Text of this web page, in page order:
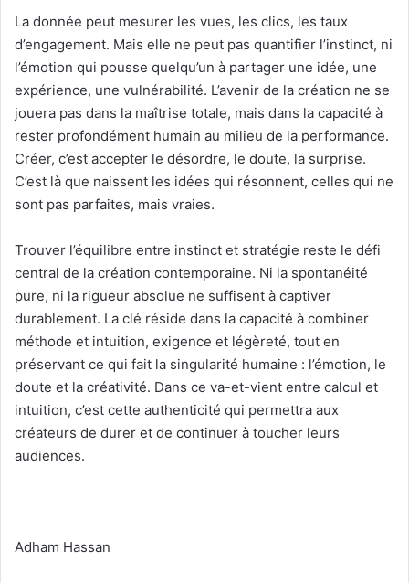
La donnée peut mesurer les vues, les clics, les taux
d’engagement. Mais elle ne peut pas quantifier l’instinct, ni
l’émotion qui pousse quelqu’un à partager une idée, une
expérience, une vulnérabilité. L’avenir de la création ne se
jouera pas dans la maîtrise totale, mais dans la capacité à
rester profondément humain au milieu de la performance.
Créer, c’est accepter le désordre, le doute, la surprise.
C’est là que naissent les idées qui résonnent, celles qui ne
sont pas parfaites, mais vraies.
Trouver l’équilibre entre instinct et stratégie reste le défi
central de la création contemporaine. Ni la spontanéité
pure, ni la rigueur absolue ne suffisent à captiver
durablement. La clé réside dans la capacité à combiner
méthode et intuition, exigence et légèreté, tout en
préservant ce qui fait la singularité humaine : l’émotion, le
doute et la créativité. Dans ce va-et-vient entre calcul et
intuition, c’est cette authenticité qui permettra aux
créateurs de durer et de continuer à toucher leurs
audiences.
Adham Hassan